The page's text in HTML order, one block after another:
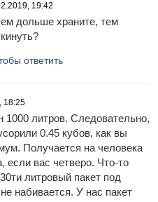
19:42
дольше храните, тем
ответить
18:25
1000 литров. Следовательно,
0.45 кубов, как вы
Получается на человека
если вас четверо. Что-то
литровый пакет под
набивается. У нас пакет